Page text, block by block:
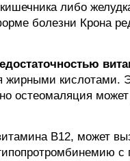
либо
болезни Крона
жирными кислотами.
остеомаляция
В12, может
с